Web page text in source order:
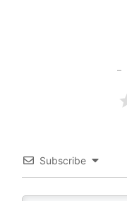
Subscribe